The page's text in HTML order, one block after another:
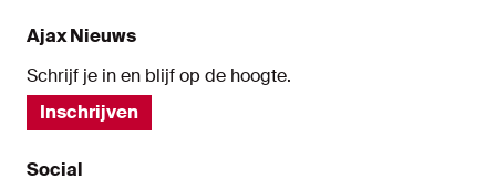
Ajax Nieuws
Schrijf je in en blijf op de hoogte.
Inschrijven
Social